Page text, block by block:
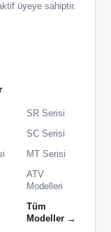
üyeye sahiptir.
SR Serisi
SC Serisi
MT Serisi
ATV
Modelleri
Tüm
Modeller →